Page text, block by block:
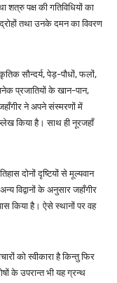
पक्ष की गतिविधियों का
तथा उनके दमन का विवरण
सौन्दर्य, पेड़-पौधों, फलों,
प्रजातियों के खान-पान,
ने अपने संस्मरणों में
किया है। साथ ही नूरजहाँ
दोनों दृष्टियों से मूल्यवान
विद्वानों के अनुसार जहाँगीर
किया है। ऐसे स्थानों पर वह
को स्वीकारा है किन्तु फिर
के उपरान्त भी यह ग्रन्थ